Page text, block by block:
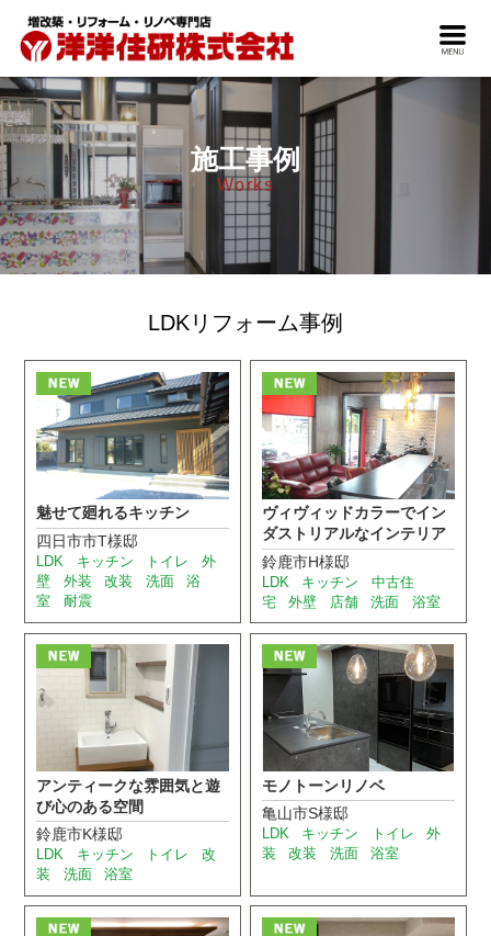
施工事例
Works
LDKリフォーム事例
魅せて廻れるキッチン
四日市市T様邸
LDK キッチン トイレ
外
壁
外装 改装 洗面
浴
室
耐震
ヴィヴィッドカラーでイン
ダストリアルなインテリア
鈴鹿市H様邸
LDK キッチン
中古住
宅
外壁 店舗 洗面 浴室
アンティークな雰囲気と遊
び心のある空間
鈴鹿市K様邸
LDK キッチン トイレ
改
装
洗面 浴室
モノトーンリノベ
亀山市S様邸
LDK キッチン トイレ
外
装
改装 洗面 浴室